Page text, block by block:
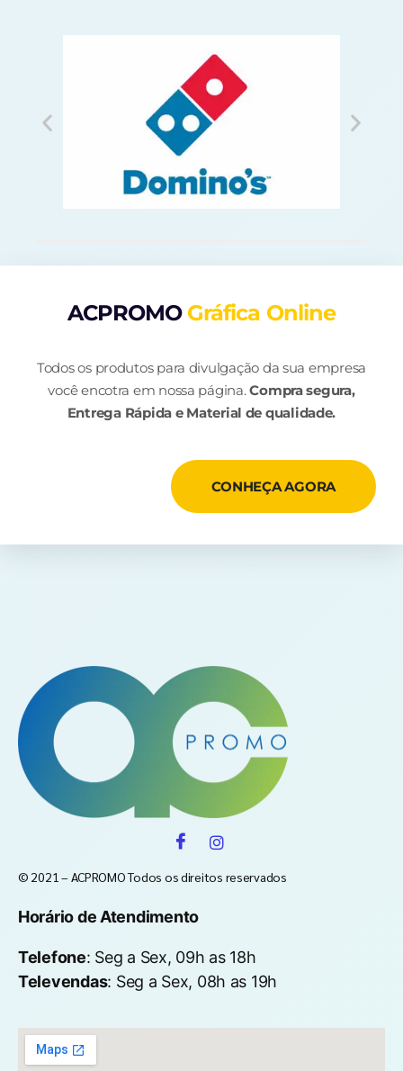
ACPROMO Gráfica Online
Todos os produtos para divulgação da sua empresa
você encotra em nossa página.Compra segura,
Entrega Rápida e Material de qualidade.
CONHEÇA AGORA
© 2021 – ACPROMO Todos os direitos reservados
Horário de Atendimento
Telefone: Seg a Sex, 09h as 18h
Televendas: Seg a Sex, 08h as 19h